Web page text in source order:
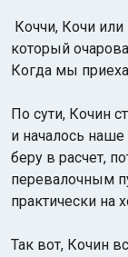
Коччи, Кочи
который
Когда мы
По сути, Кочин
и началось
беру в расчет,
перевалочным
практически на
Так вот, Кочин